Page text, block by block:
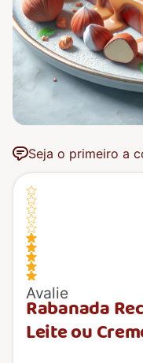
Seja o primeiro a
Avalie
Rabanada
Leite ou